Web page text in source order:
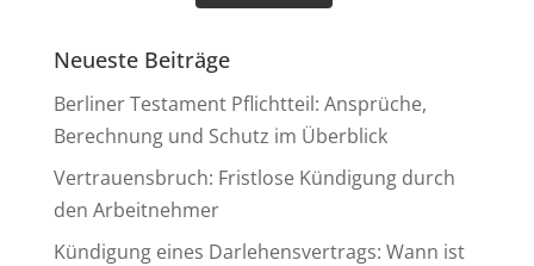
Neueste Beiträge
Berliner Testament Pflichtteil: Ansprüche,
Berechnung und Schutz im Überblick
Vertrauensbruch: Fristlose Kündigung durch
den Arbeitnehmer
Kündigung eines Darlehensvertrags: Wann ist